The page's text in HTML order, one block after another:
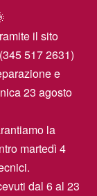
il sito
517 2631)
e
23 agosto
la
martedì 4
dal 6 al 23